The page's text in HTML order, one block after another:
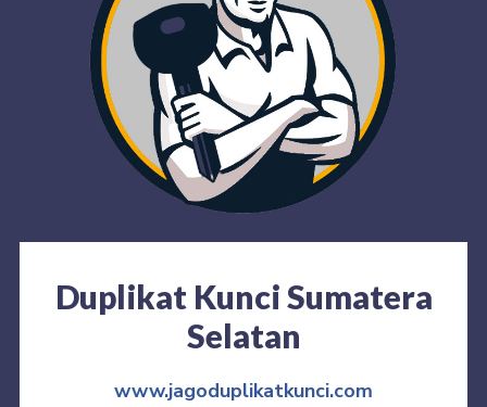
Duplikat Kunci Sumatera
Selatan
www.jagoduplikatkunci.com